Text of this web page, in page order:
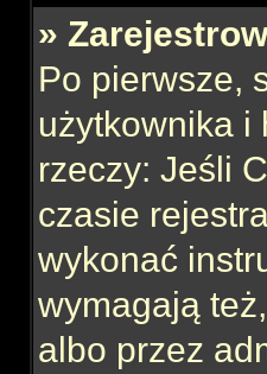
»
Po pierwsze,
użytkownika i
rzeczy: Jeśli
czasie
wykonać
wymagają
albo przez